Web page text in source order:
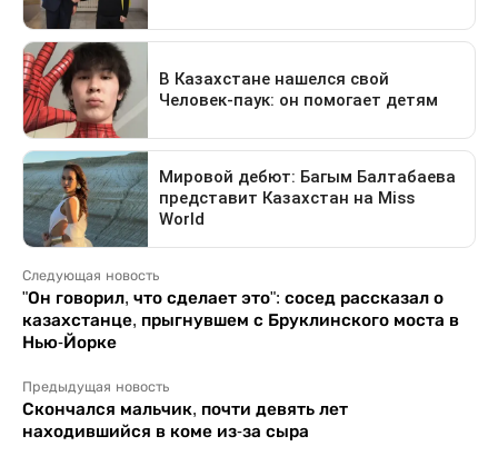
Следующая новость
"Он говорил, что сделает это": сосед рассказал о
казахстанце, прыгнувшем с Бруклинского моста в
Нью-Йорке
Предыдущая новость
Скончался мальчик, почти девять лет
находившийся в коме из-за сыра